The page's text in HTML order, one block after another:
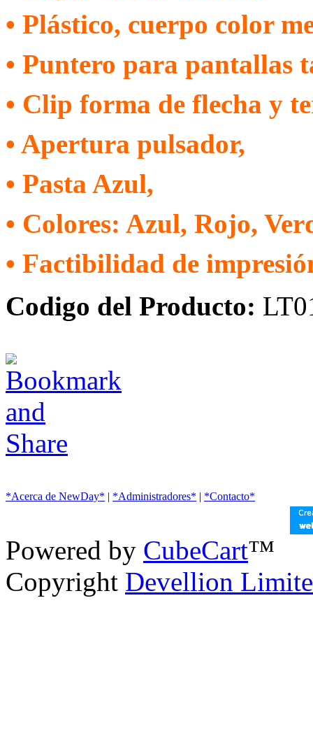
• Plástico, cuerpo color
• Puntero para pantallas
• Clip forma de flecha y
• Apertura pulsador,
• Pasta Azul,
• Colores: Azul, Rojo,
• Factibilidad de
Codigo del Producto:
*Acerca de NewDay* | *Administradores* | *Contacto*
Powered by CubeCart™
Copyright Devellion